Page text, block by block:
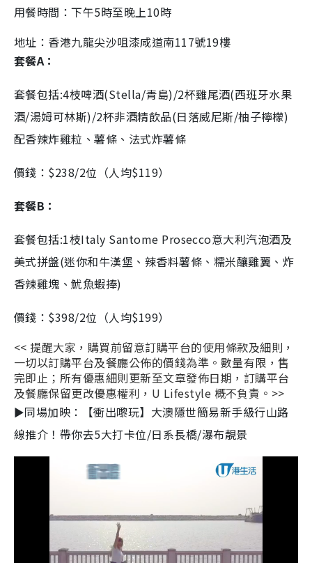
用餐時間：下午5時至晚上10時
地址： 香港九龍尖沙咀漆咸道南117號19樓
套餐A：
套餐包括:4枝啤酒(Stella/青島)/2杯雞尾酒(西班牙水果
酒/湯姆可林斯)/2杯非酒精飲品(日落威尼斯/柚子檸檬)
配香辣炸雞粒、薯條、法式炸薯條
價錢：$238/2位（人均$119）
套餐B：
套餐包括:1枝Italy Santome Prosecco意大利汽泡酒及
美式拼盤(迷你和牛漢堡、辣香料薯條、糯米釀雞翼、炸
香辣雞塊、魷魚蝦捧)
價錢：$398/2位（人均$199）
<< 提醒大家，購買前留意訂購平台的使用條款及細則，
一切以訂購平台及餐廳公佈的價錢為準。數量有限，售
完即止；所有優惠細則更新至文章發佈日期，訂購平台
及餐廳保留更改優惠權利，U Lifestyle 概不負責。>>
►同場加映：【衝出嚟玩】大澳隱世簡易新手級行山路
線推介！帶你去5大打卡位/日系長橋/瀑布靚景